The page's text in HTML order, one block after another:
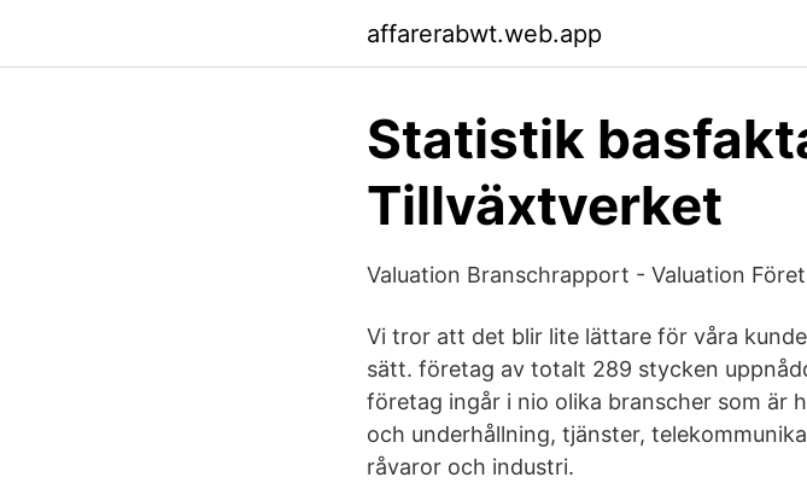
affarerabwt.web.app
Statistik
Tillväxtverket
Valuation Branschrapport - Valuation
Vi tror att det blir lite lättare för våra
sätt. företag av totalt 289 stycken
företag ingår i nio olika branscher som är
och underhållning, tjänster,
råvaror och industri.